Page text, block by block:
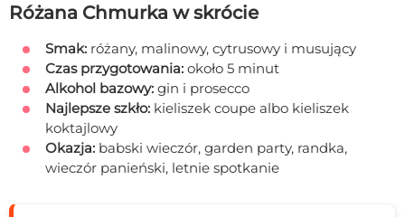
Różana Chmurka w skrócie
Smak: różany, malinowy, cytrusowy i musujący
Czas przygotowania: około 5 minut
Alkohol bazowy: gin i prosecco
Najlepsze szkło: kieliszek coupe albo kieliszek
koktajlowy
Okazja: babski wieczór, garden party, randka,
wieczór panieński, letnie spotkanie